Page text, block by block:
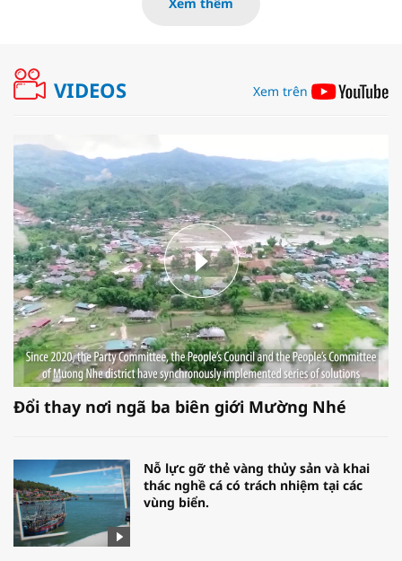
VIDEOS Xem trên
Đổi thay nơi ngã ba biên giới Mường Nhé
Nỗ lực gỡ thẻ vàng thủy sản và khai
thác nghề cá có trách nhiệm tại các
vùng biển.